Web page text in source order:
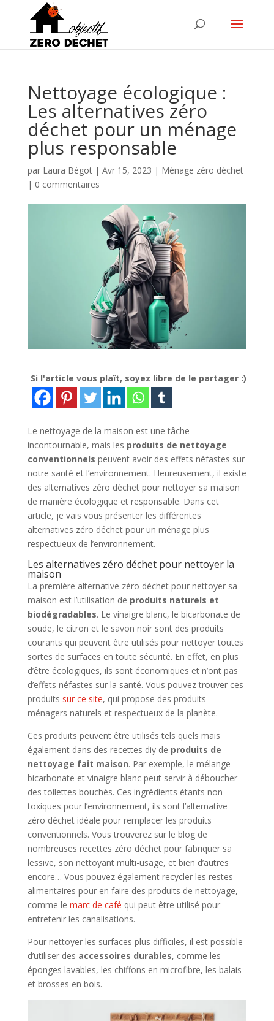
Nettoyage écologique :
Les alternatives zéro
déchet pour un ménage
plus responsable
par Laura Bégot| Avr 15, 2023 | Ménage zéro déchet
| 0 commentaires
Si l'article vous plaît, soyez libre de le partager :)
Le nettoyage de la maison est une tâche
incontournable, mais les produits de nettoyage
conventionnels peuvent avoir des effets néfastes sur
notre santé et l’environnement. Heureusement, il existe
des alternatives zéro déchet pour nettoyer sa maison
de manière écologique et responsable. Dans cet
article, je vais vous présenter les différentes
alternatives zéro déchet pour un ménage plus
respectueux de l’environnement.
Les alternatives zéro déchet pour nettoyer la
maison
La première alternative zéro déchet pour nettoyer sa
maison est l’utilisation de produits naturels et
biodégradables. Le vinaigre blanc, le bicarbonate de
soude, le citron et le savon noir sont des produits
courants qui peuvent être utilisés pour nettoyer toutes
sortes de surfaces en toute sécurité. En effet, en plus
d’être écologiques, ils sont économiques et n’ont pas
d’effets néfastes sur la santé. Vous pouvez trouver ces
produits sur ce site, qui propose des produits
ménagers naturels et respectueux de la planète.
Ces produits peuvent être utilisés tels quels mais
également dans des recettes diy de produits de
nettoyage fait maison. Par exemple, le mélange
bicarbonate et vinaigre blanc peut servir à déboucher
des toilettes bouchés. Ces ingrédients étants non
toxiques pour l’environnement, ils sont l’alternative
zéro déchet idéale pour remplacer les produits
conventionnels. Vous trouverez sur le blog de
nombreuses recettes zéro déchet pour fabriquer sa
lessive, son nettoyant multi-usage, et bien d’autres
encore… Vous pouvez également recycler les restes
alimentaires pour en faire des produits de nettoyage,
comme le marc de café qui peut être utilisé pour
entretenir les canalisations.
Pour nettoyer les surfaces plus difficiles, il est possible
d’utiliser des accessoires durables, comme les
éponges lavables, les chiffons en microfibre, les balais
et brosses en bois.